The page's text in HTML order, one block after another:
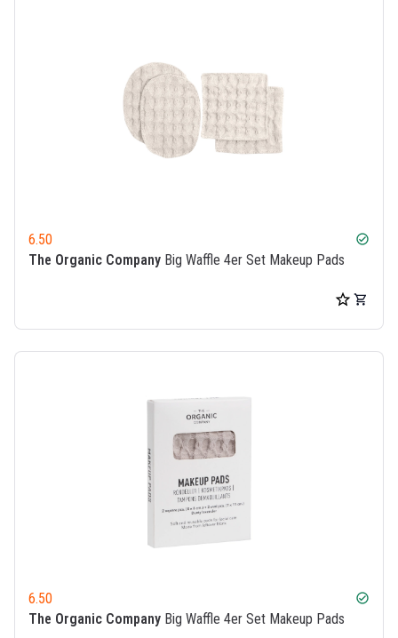
6.50 check_circle
The Organic Company Big Waffle 4er Set Makeup Pads
6.50 check_circle
The Organic Company Big Waffle 4er Set Makeup Pads